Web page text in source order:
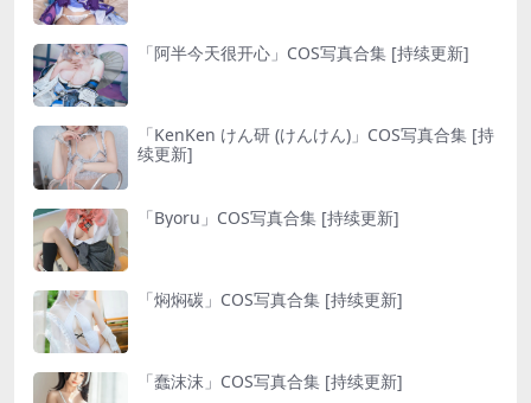
「阿半今天很开心」COS写真合集 [持续更新]
「KenKen けん研 (けんけん)」COS写真合集 [持
续更新]
「Byoru」COS写真合集 [持续更新]
「焖焖碳」COS写真合集 [持续更新]
「蠢沫沫」COS写真合集 [持续更新]